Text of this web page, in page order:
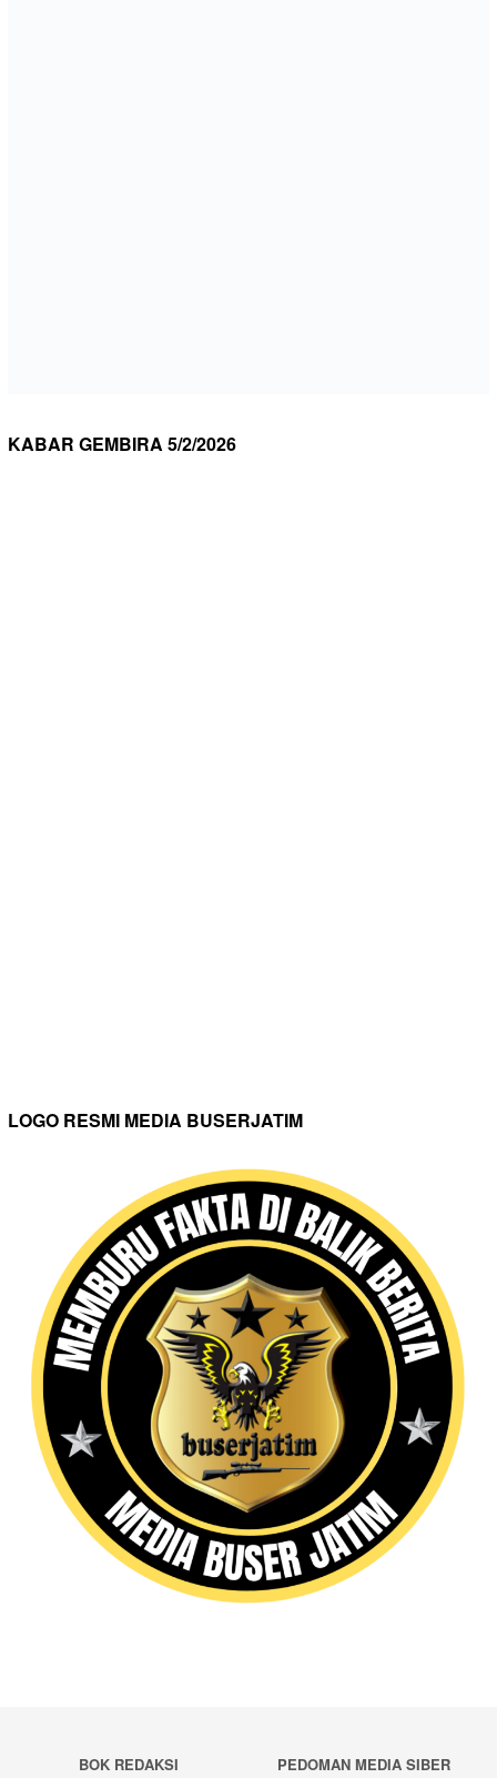
KABAR GEMBIRA 5/2/2026
LOGO RESMI MEDIA BUSERJATIM
BOK REDAKSI PEDOMAN MEDIA SIBER